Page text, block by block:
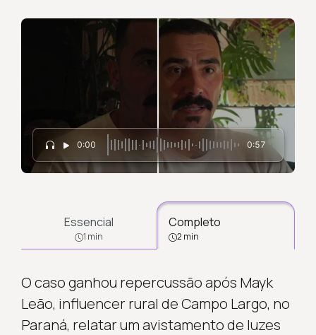
0:00 0:57
Essencial
1 min
Completo
2 min
O caso ganhou repercussão após Mayk
Leão, influencer rural de Campo Largo, no
Paraná, relatar um avistamento de luzes